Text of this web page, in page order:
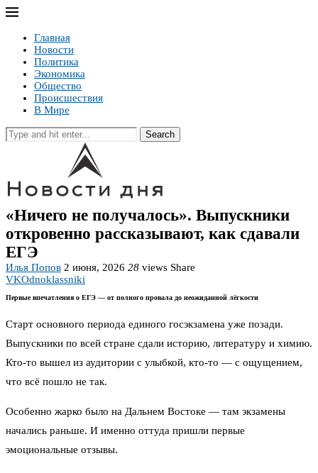
Главная
Новости
Политика
Экономика
Общество
Происшествия
В Мире
Search
«Ничего не получалось». Выпускники
откровенно рассказывают, как сдавали
ЕГЭ
Илья Попов 2 июня, 2026 28 views Share
VKOdnoklassniki
Первые впечатления о ЕГЭ — от полного провала до неожиданной лёгкости
Старт основного периода единого госэкзамена уже позади.
Выпускники по всей стране сдали историю, литературу и химию.
Кто-то вышел из аудитории с улыбкой, кто-то — с ощущением,
что всё пошло не так.
Особенно жарко было на Дальнем Востоке — там экзамены
начались раньше. И именно оттуда пришли первые
эмоциональные отзывы.